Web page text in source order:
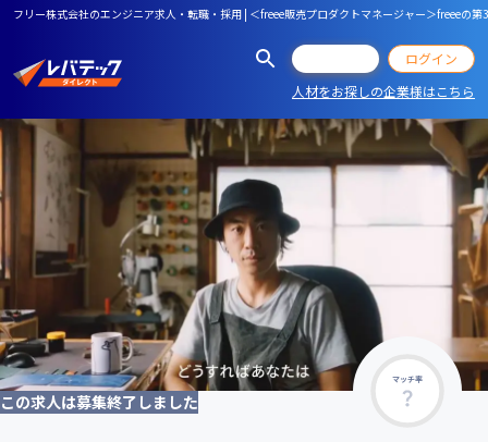
フリー株式会社のエンジニア求人・転職・採用 | ＜freee販売プロダクトマネージャー＞freeeの
ログイン
人材をお探しの企業様はこちら
マッチ率
この求人は募集終了しました